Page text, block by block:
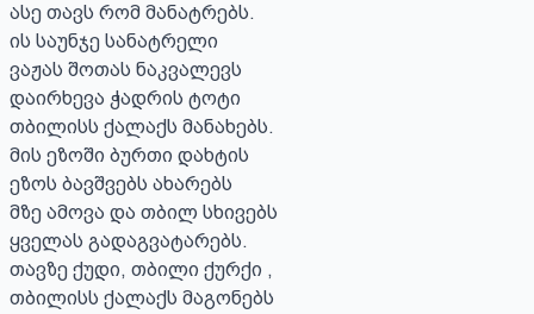
ასე თავს რომ მანატრებს.
ის საუნჯე სანატრელი
ვაჟას შოთას ნაკვალევს
დაირხევა ჭადრის ტოტი
თბილისს ქალაქს მანახებს.
მის ეზოში ბურთი დახტის
ეზოს ბავშვებს ახარებს
მზე ამოვა და თბილ სხივებს
ყველას გადაგვატარებს.
თავზე ქუდი, თბილი ქურქი ,
თბილისს ქალაქს მაგონებს